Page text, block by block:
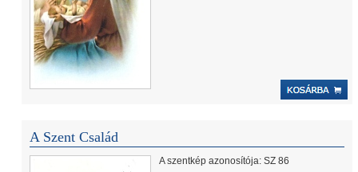
A Szent Család
A szentkép azonosítója: SZ 86